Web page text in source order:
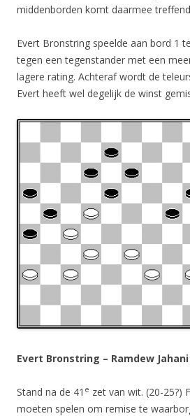
middenborden komt daarmee
Evert Bronstring speelde aan bord 1
tegen een tegenstander met een
lagere rating. Achteraf wordt de
Evert heeft wel degelijk de winst
Evert Bronstring – Ramdew Jahani
Stand na de 41 e zet van wit. (20-25?)
moeten spelen om remise te